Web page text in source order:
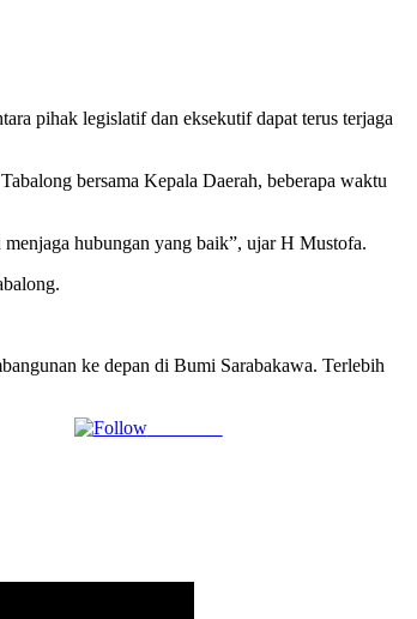
pihak legislatif dan eksekutif dapat terus terjaga
bersama Kepala Daerah, beberapa waktu
hubungan yang baik”, ujar H Mustofa.
ke depan di Bumi Sarabakawa. Terlebih
Follow us